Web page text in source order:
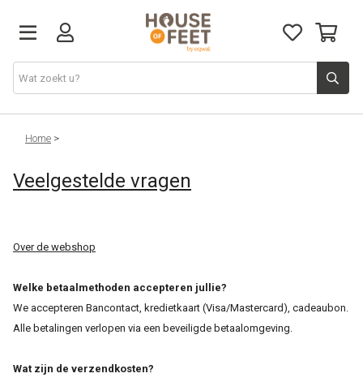
Home
Nieuw
Alles
Home >
Veelgestelde vragen
Over de webshop
Welke betaalmethoden accepteren jullie?
We accepteren Bancontact, kredietkaart (Visa/Mastercard), cadeaubon.
Alle betalingen verlopen via een beveiligde betaalomgeving.
Wat zijn de verzendkosten?